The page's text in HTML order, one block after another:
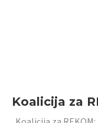
Koalicija za